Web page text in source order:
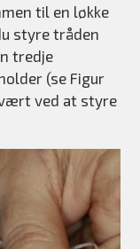
til en løkke
styre tråden
tredje
(se Figur
ved at styre